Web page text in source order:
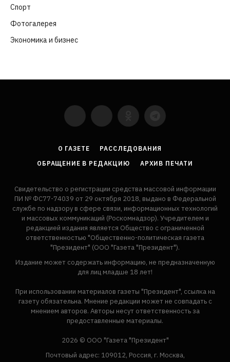
Спорт
Фотогалерея
Экономика и бизнес
YouTubeVKontakte
LinkedInFlickr
О ГАЗЕТЕ
РАССЛЕДОВАНИЯ
ОБРАЩЕНИЕ В РЕДАКЦИЮ
АРХИВ ПЕЧАТИ
Свидетельство о регистрации средства массовой информации
ПИ № ФС77-74039 от 29 октября 2018, выдано в Федеральной
службе по надзору в сфере связи, информационных технологий
и массовых коммуникаций (Роскомнадзор). Учредителем и
редакцией издания является Общество с ограниченной
ответственностью "Общественно-политическая газета
"Президент" (ООО "Газета "Президент").
Издание может содержать информацию, не предназначенную
для лиц младше 18 лет!
При использовании материалов газеты "Президент", ссылка на
газету обязательна. Мнение редакции может не совпадать с
мнением авторов. Авторы несут ответственность за
предоставленные материалы.
2026 © ООО "Газета "Президент"
Почтовый адрес: 109012, Россия, г. Москва,